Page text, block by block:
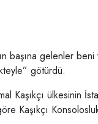
başına gelenler
götürdü.
Kaşıkçı ülkesinin
Kaşıkçı